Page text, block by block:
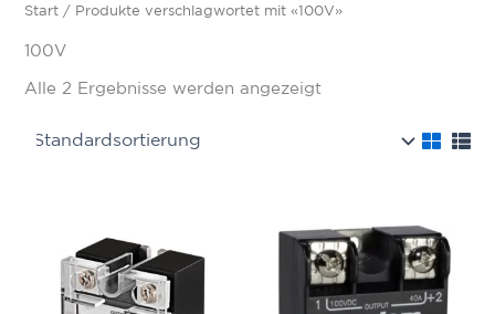
Start / Produkte verschlagwortet mit «100V»
100V
Alle 2 Ergebnisse werden angezeigt